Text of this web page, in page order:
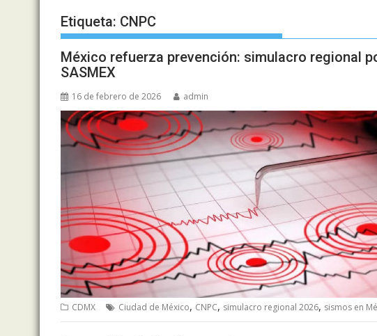
Etiqueta: CNPC
México refuerza prevención: simulacro regional
SASMEX
16 de febrero de 2026 admin
CDMX Ciudad de México, CNPC, simulacro regional 2026, sismos en